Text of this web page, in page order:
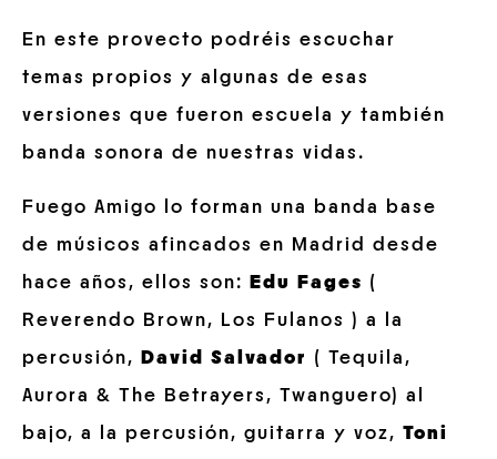
En este provecto podréis escuchar
temas propios y algunas de esas
versiones que fueron escuela y también
banda sonora de nuestras vidas.
Fuego Amigo lo forman una banda base
de músicos afincados en Madrid desde
hace años, ellos son:
Edu Fages (
Reverendo Brown, Los Fulanos ) a la
percusión,
David Salvador ( Tequila,
Aurora & The Betrayers, Twanguero) al
bajo, a la percusión, guitarra y voz, Toni